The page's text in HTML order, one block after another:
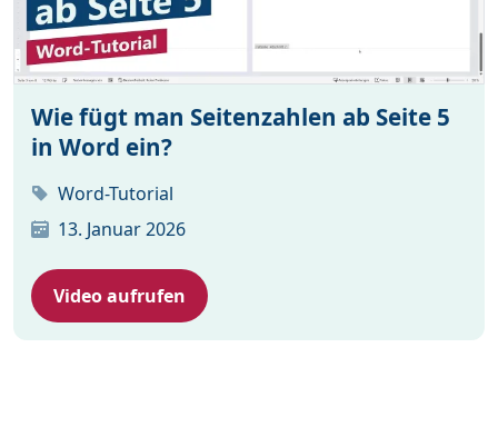
Wie fügt man Seitenzahlen ab Seite 5
in Word ein?
Word-Tutorial
13. Januar 2026
Video aufrufen